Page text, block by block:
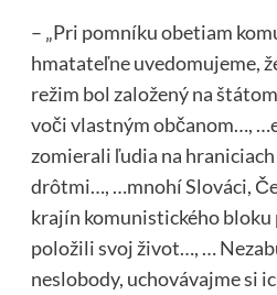
– „Pri pomníku obetiam
hmatateľne uvedomujeme,
režim bol založený na
voči vlastným občanom…,
zomierali ľudia na
drôtmi…, …mnohí Slováci,
krajín komunistického bloku
položili svoj život…, …
neslobody, uchovávajme si